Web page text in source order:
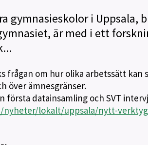
gymnasieskolor i Uppsala,
är med i ett
frågan om hur olika arbetssätt kan
över ämnesgränser.
första datainsamling och SVT
nyheter/lokalt/uppsala/nytt-